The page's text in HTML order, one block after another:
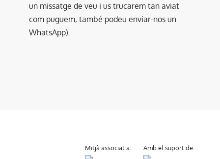
un missatge de veu i us trucarem tan aviat
com puguem, també podeu enviar-nos un
WhatsApp).
Mitjà associat a: Amb el suport de: